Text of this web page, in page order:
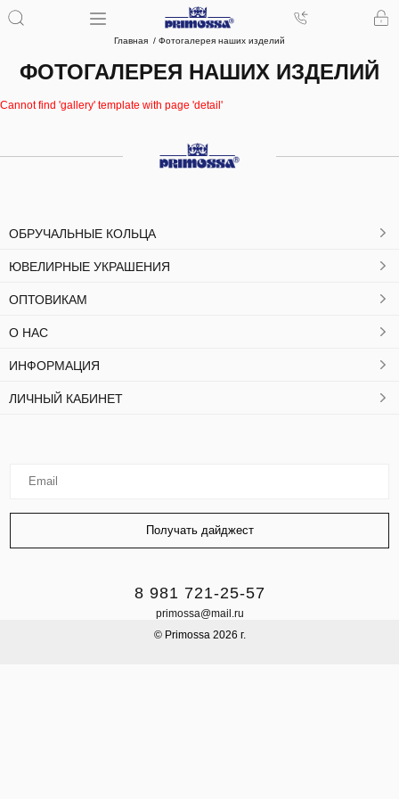
Главная Фотогалерея наших изделий
ФОТОГАЛЕРЕЯ НАШИХ ИЗДЕЛИЙ
Cannot find 'gallery' template with page 'detail'
ОБРУЧАЛЬНЫЕ КОЛЬЦА
ЮВЕЛИРНЫЕ УКРАШЕНИЯ
ОПТОВИКАМ
О НАС
ИНФОРМАЦИЯ
ЛИЧНЫЙ КАБИНЕТ
8 981 721-25-57
primossa@mail.ru
© Primossa 2026 г.